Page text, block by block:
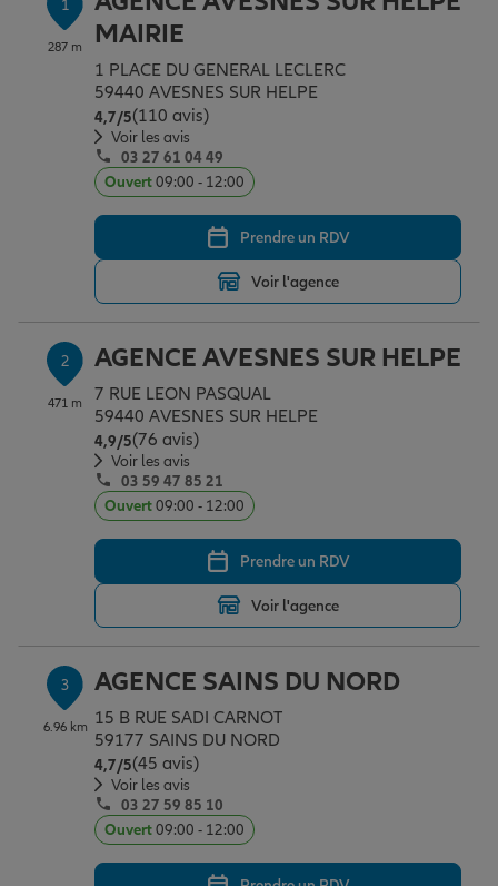
Assurance emprunteur
Prévoyance et dépendance
Assurance animal de compagnie
Protection de la famille
Protection juridique
Épargne & retraite
Plan épargne retraite
Assurance vie
Placements financiers
Transmission
Vos projets
Partir en vacances
Déménager
Départ à la retraite
Préparer l’avenir
Conseil assurance
Outre-mer
Assurance habitation
Le Pack Famille
Garantie des accidents de la vie
Assurance scolaire
Protection juridique
Retraite
Allianz en France
1
287 m
MAIRIE
1 PLACE DU GENERAL LECLERC
59440 AVESNES SUR HELPE
4,7/5Note de 4.7 sur 5
(110 avis)
Voir les avis
03 27 61 04 49
Ouvert09:00 - 12:00
Prendre un RDV
Voir l'agence
2
471 m
AGENCE AVESNES SUR HELPE
7 RUE LEON PASQUAL
59440 AVESNES SUR HELPE
4,9/5Note de 4.9 sur 5
(76 avis)
Voir les avis
03 59 47 85 21
Ouvert09:00 - 12:00
Prendre un RDV
Voir l'agence
3
6.96 km
AGENCE SAINS DU NORD
15 B RUE SADI CARNOT
59177 SAINS DU NORD
4,7/5Note de 4.7 sur 5
(45 avis)
Voir les avis
03 27 59 85 10
Ouvert09:00 - 12:00